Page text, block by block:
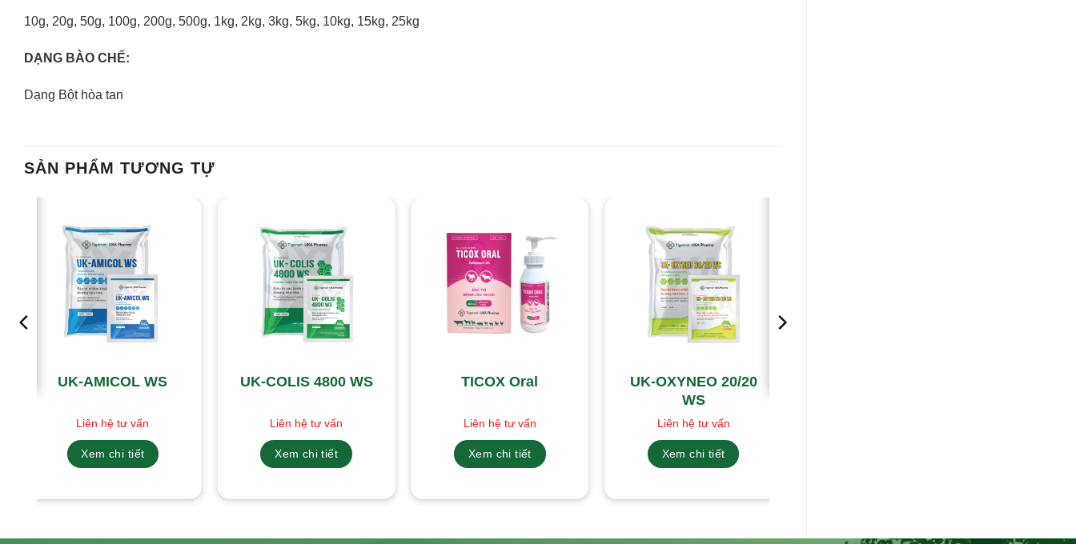
10g, 20g, 50g, 100g, 200g, 500g, 1kg, 2kg, 3kg, 5kg, 10kg, 15kg, 25kg
DẠNG BÀO CHẾ:
Dạng Bột hòa tan
SẢN PHẨM TƯƠNG TỰ
UK-AMICOL WS
Liên hệ tư vấn
Xem chi tiết
UK-COLIS 4800 WS
Liên hệ tư vấn
Xem chi tiết
TICOX Oral
Liên hệ tư vấn
Xem chi tiết
UK-OXYNEO 20/20
WS
Liên hệ tư vấn
Xem chi tiết